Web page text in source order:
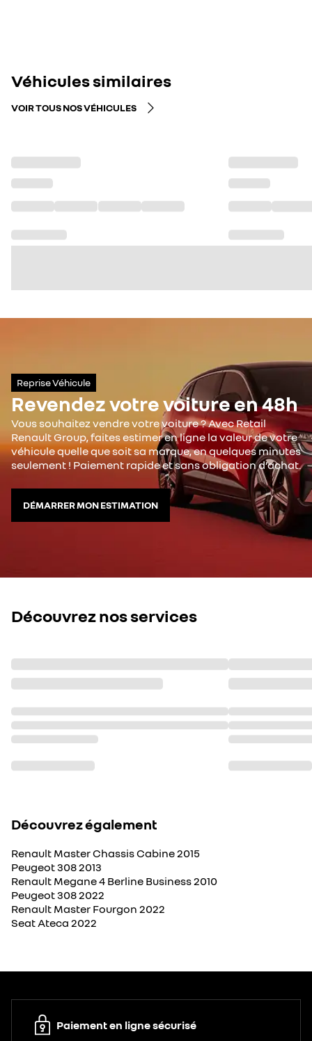
Véhicules similaires
VOIR TOUS NOS VÉHICULES
Reprise Véhicule
Revendez votre voiture en 48h
Vous souhaitez vendre votre voiture ? Avec Retail
Renault Group, faites estimer en ligne la valeur de votre
véhicule quelle que soit sa marque, en quelques minutes
seulement ! Paiement rapide et sans obligation d’achat.
DÉMARRER MON ESTIMATION
Découvrez nos services
Découvrez également
Renault Master Chassis Cabine 2015
Peugeot 308 2013
Renault Megane 4 Berline Business 2010
Peugeot 308 2022
Renault Master Fourgon 2022
Seat Ateca 2022
Paiement en ligne sécurisé